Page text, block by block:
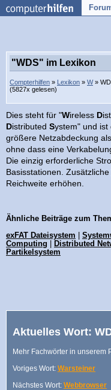
"WDS" im Lexikon
Compterhilfen » Lexikon » W»
(5827x gelesen)
Dies steht für "Wireless D
Distributed System" und ist
größere Netzabdeckung
ohne dass eine
Die einzig erforderliche
Basisstationen. Zusätzliche
Reichweite erhöhen.
Ähnliche Beiträge zum
exFAT Dateisystem
Computing
Distributed
Partikelsystem
Aktuelles Wort:
Mehr Fachwörter in unserem
Voriges Wort: Warsteiner
Nächstes Wort: Webbrowser